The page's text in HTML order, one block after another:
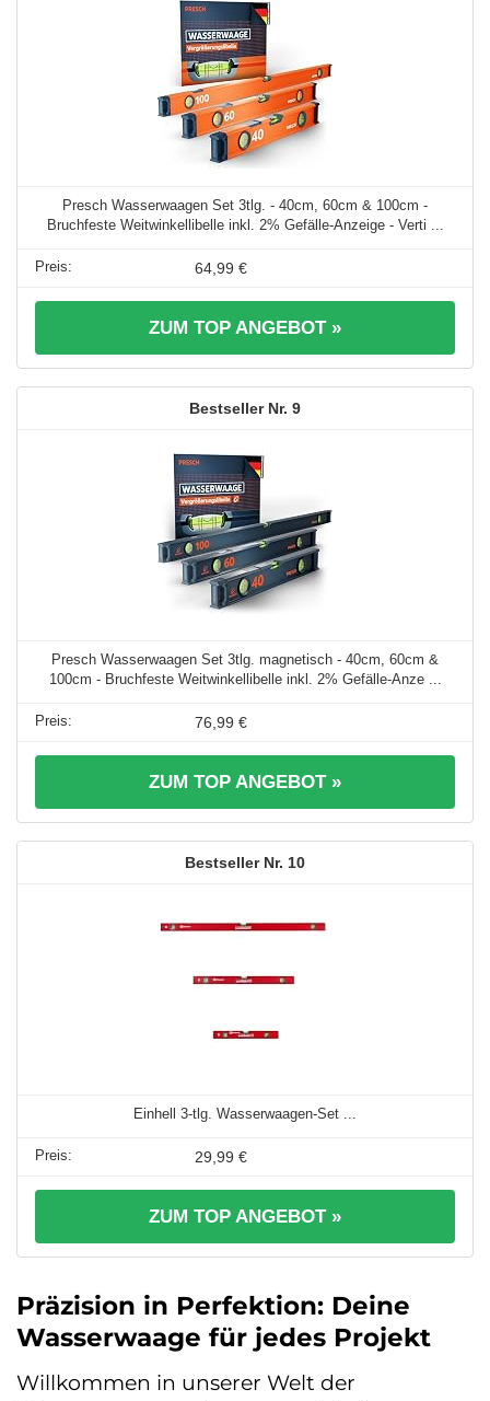
Presch Wasserwaagen Set 3tlg. - 40cm, 60cm & 100cm -
Bruchfeste Weitwinkellibelle inkl. 2% Gefälle-Anzeige - Verti ...
64,99 €
ZUM TOP ANGEBOT »
9
Presch Wasserwaagen Set 3tlg. magnetisch - 40cm, 60cm &
100cm - Bruchfeste Weitwinkellibelle inkl. 2% Gefälle-Anze ...
76,99 €
ZUM TOP ANGEBOT »
10
Einhell 3-tlg. Wasserwaagen-Set ...
29,99 €
ZUM TOP ANGEBOT »
Präzision in Perfektion: Deine
Wasserwaage für jedes Projekt
Willkommen in unserer Welt der